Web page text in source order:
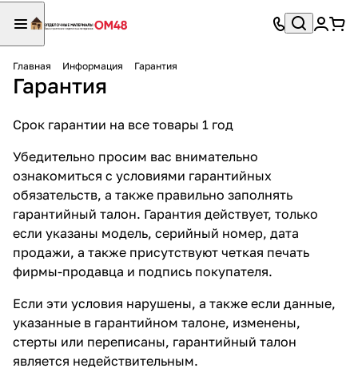
Главная Информация Гарантия
Гарантия
Срок гарантии на все товары 1 год
Убедительно просим вас внимательно
ознакомиться с условиями гарантийных
обязательств, а также правильно заполнять
гарантийный талон. Гарантия действует, только
если указаны модель, серийный номер, дата
продажи, а также присутствуют четкая печать
фирмы-продавца и подпись покупателя.
Если эти условия нарушены, а также если данные,
указанные в гарантийном талоне, изменены,
стерты или переписаны, гарантийный талон
является недействительным.